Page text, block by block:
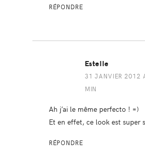
RÉPONDRE
Estelle
31 JANVIER 2012
MIN
Ah j’ai le même perfecto ! =)
Et en effet, ce look est super
RÉPONDRE